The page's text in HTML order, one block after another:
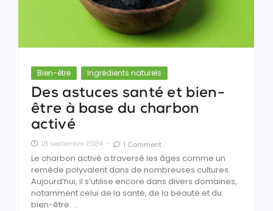
Bien-être Ingrédients naturels
Des astuces santé et bien-
être à base du charbon
activé
18 septembre 2024 - 1 Comment
Le charbon activé a traversé les âges comme un
remède polyvalent dans de nombreuses cultures.
Aujourd’hui, il s’utilise encore dans divers domaines,
notamment celui de la santé, de la beauté et du
bien-être. ...